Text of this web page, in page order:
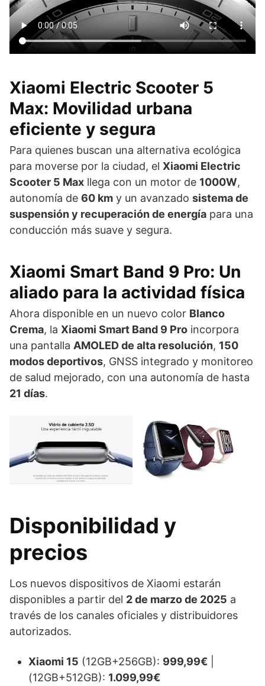
Xiaomi Electric Scooter 5
Max: Movilidad urbana
eficiente y segura
Para quienes buscan una alternativa ecológica
para moverse por la ciudad, el Xiaomi Electric
Scooter 5 Max llega con un motor de 1000W,
autonomía de 60 km y un avanzado sistema de
suspensión y recuperación de energía para una
conducción más suave y segura.
Xiaomi Smart Band 9 Pro: Un
aliado para la actividad física
Ahora disponible en un nuevo color Blanco
Crema, la Xiaomi Smart Band 9 Pro incorpora
una pantalla AMOLED de alta resolución, 150
modos deportivos, GNSS integrado y monitoreo
de salud mejorado, con una autonomía de hasta
21 días.
Disponibilidad y
precios
Los nuevos dispositivos de Xiaomi estarán
disponibles a partir del 2 de marzo de 2025 a
través de los canales oficiales y distribuidores
autorizados.
Xiaomi 15 (12GB+256GB): 999,99€
(12GB+512GB): 1.099,99€